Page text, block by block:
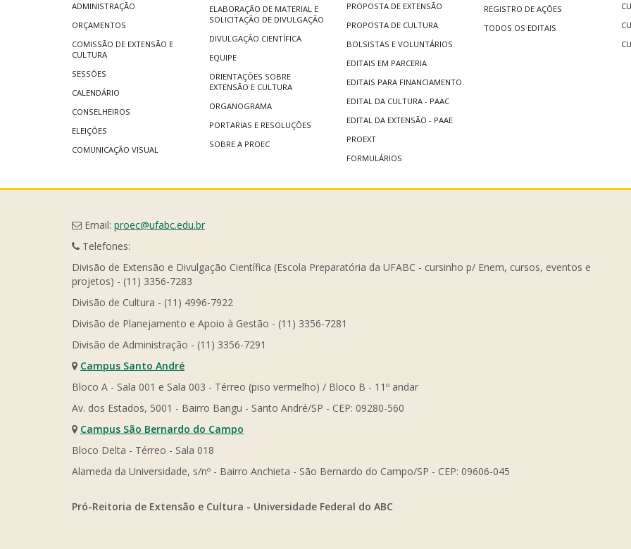
ADMINISTRAÇÃO
ORÇAMENTOS
COMISSÃO DE EXTENSÃO E
CULTURA
SESSÕES
CALENDÁRIO
CONSELHEIROS
ELEIÇÕES
COMUNICAÇÃO VISUAL
ELABORAÇÃO DE MATERIAL E
SOLICITAÇÃO DE DIVULGAÇÃO
DIVULGAÇÃO CIENTÍFICA
EQUIPE
ORIENTAÇÕES SOBRE
EXTENSÃO E CULTURA
ORGANOGRAMA
PORTARIAS E RESOLUÇÕES
SOBRE A PROEC
PROPOSTA DE EXTENSÃO
PROPOSTA DE CULTURA
BOLSISTAS E VOLUNTÁRIOS
EDITAIS EM PARCERIA
EDITAIS PARA FINANCIAMENTO
EDITAL DA CULTURA - PAAC
EDITAL DA EXTENSÃO - PAAE
PROEXT
FORMULÁRIOS
REGISTRO DE AÇÕES
TODOS OS EDITAIS
Email: proec@ufabc.edu.br
Telefones:
Divisão de Extensão e Divulgação Científica (Escola Preparatória da UFABC - cursinho p/ Enem, cursos, eventos e
projetos) - (11) 3356-7283
Divisão de Cultura - (11) 4996-7922
Divisão de Planejamento e Apoio à Gestão - (11) 3356-7281
Divisão de Administração - (11) 3356-7291
Campus Santo André
Bloco A - Sala 001 e Sala 003 - Térreo (piso vermelho) / Bloco B - 11º andar
Av. dos Estados, 5001 - Bairro Bangu - Santo André/SP - CEP: 09280-560
Campus São Bernardo do Campo
Bloco Delta - Térreo - Sala 018
Alameda da Universidade, s/nº - Bairro Anchieta - São Bernardo do Campo/SP - CEP: 09606-045
Pró-Reitoria de Extensão e Cultura - Universidade Federal do ABC